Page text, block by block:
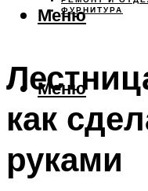
ФУРНИТУРА
Меню
Меню
как
руками